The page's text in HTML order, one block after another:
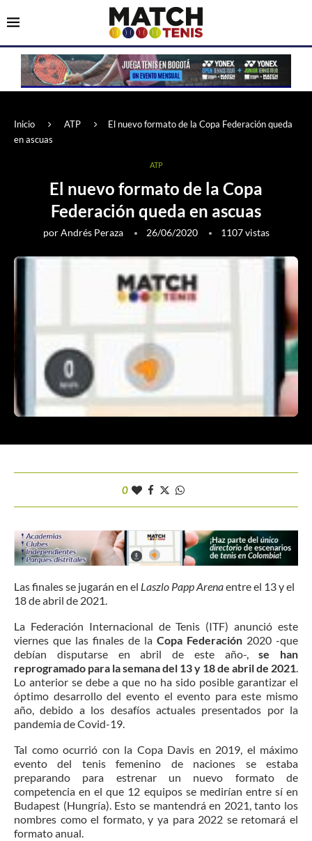
Inicio ATP
El nuevo formato de la Copa Federación queda
en ascuas
ATP
El nuevo formato de la Copa
Federación queda en ascuas
porAndrés Peraza 26/06/2020 1107vistas
0
Las finales se jugarán en el Laszlo Papp Arenaentre el 13 y el
18 de abril de 2021.
La Federación Internacional de Tenis (ITF) anunció este
viernes que las finales de la Copa Federación 2020 -que
debían disputarse en abril de este año-,se han
reprogramado para la semana del 13 y 18 de abril de 2021.
Lo anterior se debe a que no ha sido posible garantizar el
óptimo desarrollo del evento el evento para este mismo
año, debido a los desafíos actuales presentados por la
pandemia de Covid-19.
Tal como ocurrió con la Copa Davis en 2019, el máximo
evento del tenis femenino de naciones se estaba
preparando para estrenar un nuevo formato de
competencia en el que 12 equipos se medirían entre sí en
Budapest (Hungría). Esto se mantendrá en 2021, tanto los
nombres como el formato, y ya para 2022 se retomará el
formato anual.